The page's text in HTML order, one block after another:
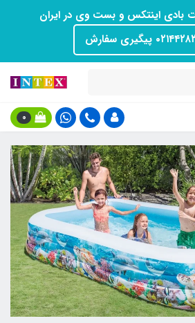
بادی اینتکس و بست وی در ایران
پیگیری سفارش
0